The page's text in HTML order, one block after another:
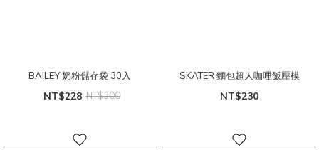
BAILEY 奶粉儲存袋 30入
NT$228 NT$300
SKATER 麵包超人咖哩飯壓模
NT$230